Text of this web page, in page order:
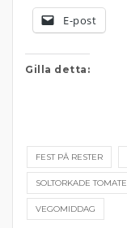
E-post
Gilla detta:
FEST PÅ RESTER
SOLTORKADE
VEGOMIDDAG